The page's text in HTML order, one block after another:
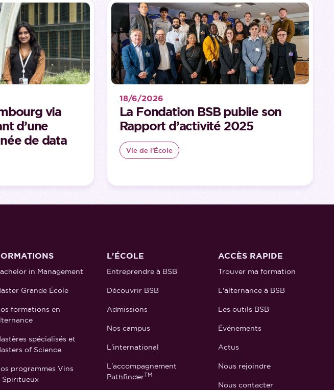
via
d’une
de data
18/6/2026
La Fondation BSB publie son
Rapport d’activité 2025
Vie de l'École
in Management
Grande École
formations en
spécialisés et
of Science
programmes Vins
Spiritueux
L'ÉCOLE
Entreprendre à BSB
Découvrir BSB
Admissions
Nos campus
L'international
L'accompagnement
PathfinderTM
ACCÈS RAPIDE
Trouver ma formation
L'alternance à BSB
Les outils BSB
Événements
Actus
Nous rejoindre
Nous contacter